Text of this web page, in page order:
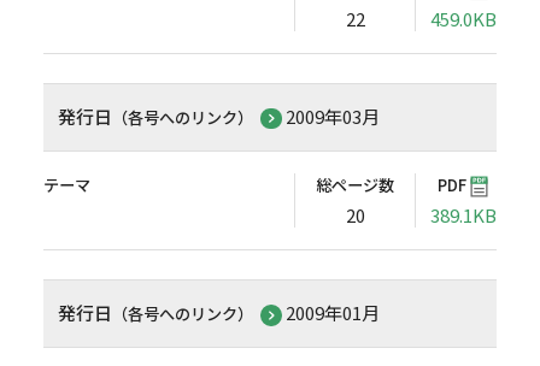
22 459.0KB
発行日 （各号へのリンク） 2009年03月
テーマ 総ページ数
20
PDF
389.1KB
発行日 （各号へのリンク） 2009年01月